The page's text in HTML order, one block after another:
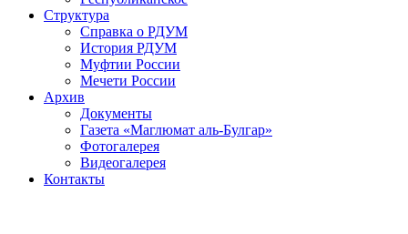
Структура
Справка о РДУМ
История РДУМ
Муфтии России
Мечети России
Архив
Документы
Газета «Маглюмат аль-Булгар»
Фотогалерея
Видеогалерея
Контакты